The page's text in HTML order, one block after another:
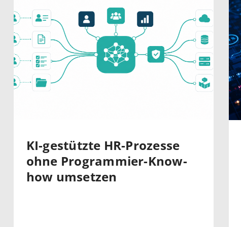
KI-gestützte HR-Prozesse
ohne Programmier-Know-
how umsetzen